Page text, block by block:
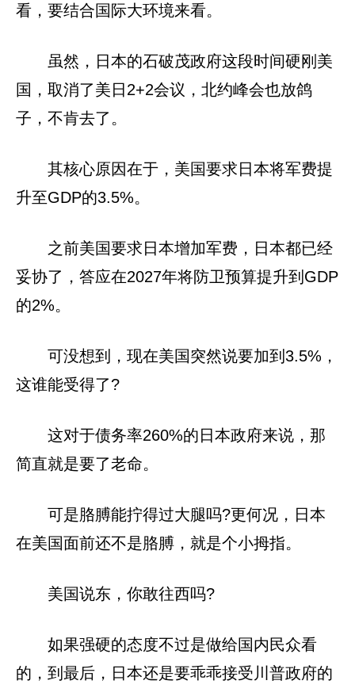
看，要结合国际大环境来看。
虽然，日本的石破茂政府这段时间硬刚美
国，取消了美日2+2会议，北约峰会也放鸽
子，不肯去了。
其核心原因在于，美国要求日本将军费提
升至GDP的3.5%。
之前美国要求日本增加军费，日本都已经
妥协了，答应在2027年将防卫预算提升到GDP
的2%。
可没想到，现在美国突然说要加到3.5%，
这谁能受得了?
这对于债务率260%的日本政府来说，那
简直就是要了老命。
可是胳膊能拧得过大腿吗?更何况，日本
在美国面前还不是胳膊，就是个小拇指。
美国说东，你敢往西吗?
如果强硬的态度不过是做给国内民众看
的，到最后，日本还是要乖乖接受川普政府的